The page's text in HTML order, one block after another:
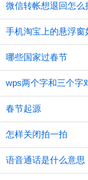
微信转帐想退回怎么
手机淘宝上的悬浮窗
哪些国家过春节
wps两个字和三个字
春节起源
怎样关闭拍一拍
语音通话是什么意思